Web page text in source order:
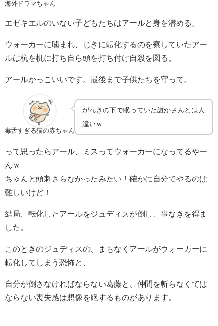
海外ドラマちゃん
エゼキエルのいない子どもたちはアールと身を潜める。
ウォーカーに噛まれ、じきに転化するのを察していたアー
ルは杭を机に打ち自ら頭を打ち付け自殺を図る。
アールかっこいいです。最後まで子供たちを守って。
毒舌すぎる猫の赤ちゃん
がれきの下で眠っていた誰かさんとは大
違いｗ
って思ったらアール、ミスってウォーカーになってるやー
んｗ
ちゃんと頭刺さらなかったみたい！確かに自分でやるのは
難しいけど！
結局、転化したアールをジュディスが倒し、事なきを得ま
した。
このときのジュディスの、まもなくアールがウォーカーに
転化してしまう恐怖と、
自分が倒さなければならない葛藤と、仲間を斬らなくては
ならない喪失感は想像を絶するものがあります。